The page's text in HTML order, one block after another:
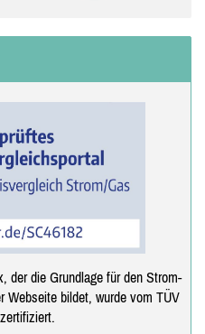
der die Grundlage für den Strom-
Webseite bildet, wurde vom TÜV